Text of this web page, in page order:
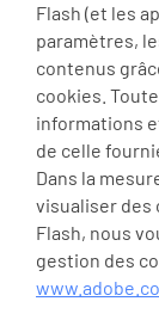
Flash (et les
paramètres,
contenus
cookies.
informations
de celle
Dans la
visualiser des
Flash, nous
gestion des